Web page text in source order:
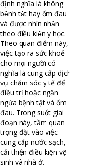
định nghĩa là không
bệnh tật hay ốm đau
và được nhìn nhận
theo điều kiện y học.
Theo quan điểm này,
việc tạo ra sức khoẻ
cho mọi người có
nghĩa là cung cấp dịch
vụ chăm sóc y tế để
điều trị hoặc ngăn
ngừa bệnh tật và ốm
đau. Trong suốt giai
đoạn này, tầm quan
trọng đặt vào việc
cung cấp nước sạch,
cải thiện điều kiện vệ
sinh và nhà ở.